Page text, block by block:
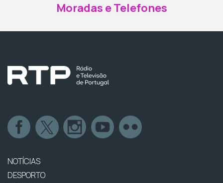
Moradas e Telefones
NOTÍCIAS
DESPORTO